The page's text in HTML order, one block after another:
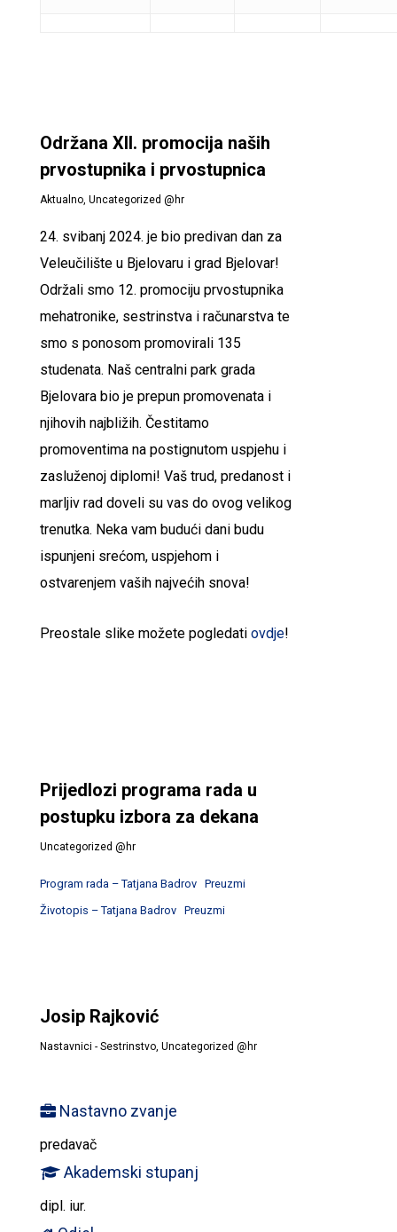
Održana XII. promocija naših
prvostupnika i prvostupnica
Aktualno, Uncategorized @hr
24. svibanj 2024. je bio predivan dan za
Veleučilište u Bjelovaru i grad Bjelovar!
Održali smo 12. promociju prvostupnika
mehatronike, sestrinstva i računarstva te
smo s ponosom promovirali 135
studenata. Naš centralni park grada
Bjelovara bio je prepun promovenata i
njihovih najbližih. Čestitamo
promoventima na postignutom uspjehu i
zasluženoj diplomi! Vaš trud, predanost i
marljiv rad doveli su vas do ovog velikog
trenutka. Neka vam budući dani budu
ispunjeni srećom, uspjehom i
ostvarenjem vaših najvećih snova!
Preostale slike možete pogledati ovdje!
Prijedlozi programa rada u
postupku izbora za dekana
Uncategorized @hr
Program rada – Tatjana Badrov
Preuzmi
Životopis – Tatjana Badrov
Preuzmi
Josip Rajković
Nastavnici - Sestrinstvo, Uncategorized @hr
Nastavno zvanje
predavač
Akademski stupanj
dipl. iur.